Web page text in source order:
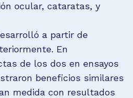
ocular, cataratas, y
a partir de
En
de los dos en ensayos
beneficios similares
medida con resultados